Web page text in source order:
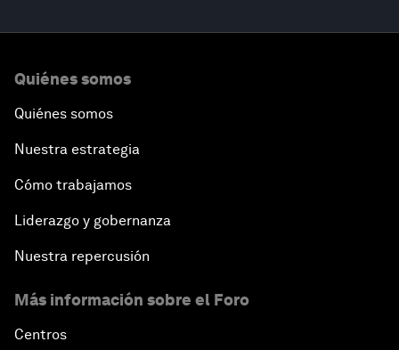
Quiénes somos
Quiénes somos
Nuestra estrategia
Cómo trabajamos
Liderazgo y gobernanza
Nuestra repercusión
Más información sobre el Foro
Centros